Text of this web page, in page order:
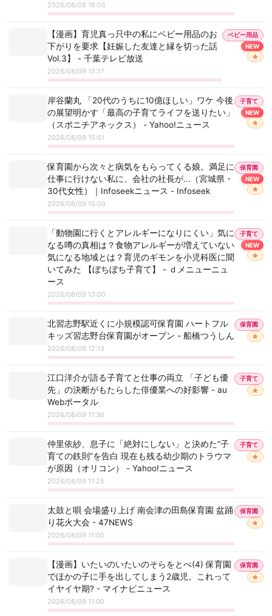
2026/08/09 16:05
【漫画】育児真っ只中の私にベビー用品のお
下がりを要求【妊娠した友達と縁を切った話
Vol.3】 - 千葉テレビ放送
2026/08/09 15:17
ベビー用品
NEW
☆
岸谷蘭丸 「20代のうちに10億ほしい」ワケ 今後
の展望明かす「最高の子育てライフを送りたい」
（スポニチアネックス） - Yahoo!ニュース
2026/08/09 15:01
子育て
NEW
☆
保育園から次々と病気をもらってくる娘。満足に
仕事に行けない私に、会社の社長が...（宮城県・
30代女性）｜Infoseekニュース - Infoseek
2026/08/09 15:00
保育園
NEW
☆
「動物園に行くとアレルギーになりにくい」気に
なる噂の真相は？食物アレルギーが増えていない
気になる地域とは？育児のギモンを小児科医に聞
いてみた 【ぼちぼち子育て】 - ｄメニューニュ
ース
2026/08/09 13:00
子育て
NEW
☆
北習志野駅近くに小規模認可保育園 ハートフル
キッズ習志野台保育園がオープン - 船橋つうしん
2026/08/09 12:13
保育園
☆
江口洋介が語る子育てと仕事の両立 「子ども優
先」の決断がもたらした俳優業への好影響 - au
Webポータル
2026/08/09 11:36
子育て
☆
仲里依紗、息子に「絶対にしない」と決めた“子
育ての鉄則”を告白 現在も残る幼少期のトラウマ
が原因（オリコン） - Yahoo!ニュース
2026/08/09 11:25
子育て
☆
太鼓と唄 会場盛り上げ 南会津の田島保育園 盆踊
り花火大会 - 47NEWS
2026/08/09 11:05
保育園
☆
【漫画】いたいのいたいのそらをとべ(4) 保育園
でほかの子に手を出してしまう2歳児。これって
イヤイヤ期? - マイナビニュース
2026/08/09 11:00
保育園
☆